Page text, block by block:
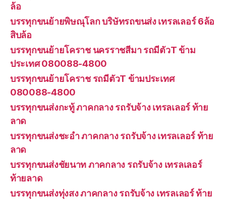
ล้อ
บรรทุกขนย้ายพิษณุโลก บริษัทรถขนส่ง เทรลเลอร์ 6ล้อ
สิบล้อ
บรรทุกขนย้ายโคราช นครราชสีมา รถมีตัวT ข้าม
ประเทศ 080088-4800
บรรทุกขนย้ายโคราช รถมีตัวT ข้ามประเทศ
080088-4800
บรรทุกขนส่งกะทู้ ภาคกลาง รถรับจ้าง เทรลเลอร์ ท้าย
ลาด
บรรทุกขนส่งชะอำ ภาคกลาง รถรับจ้าง เทรลเลอร์ ท้าย
ลาด
บรรทุกขนส่งชัยนาท ภาคกลาง รถรับจ้าง เทรลเลอร์
ท้ายลาด
บรรทุกขนส่งทุ่งสง ภาคกลาง รถรับจ้าง เทรลเลอร์ ท้าย